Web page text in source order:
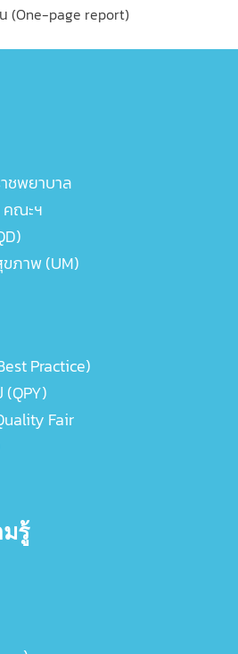
น (One-page report)
ชพยาบาล
คณะฯ
ภาพ (UM)
Practice)
Fair
รู้